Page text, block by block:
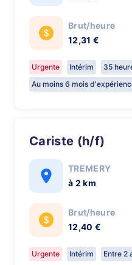
Brut/heure
12,31 €
Urgente Intérim
35
Au moins 6 mois
Cariste (h/f)
TREMERY
à 2 km
Brut/heure
12,40 €
Urgente Intérim Entre 2